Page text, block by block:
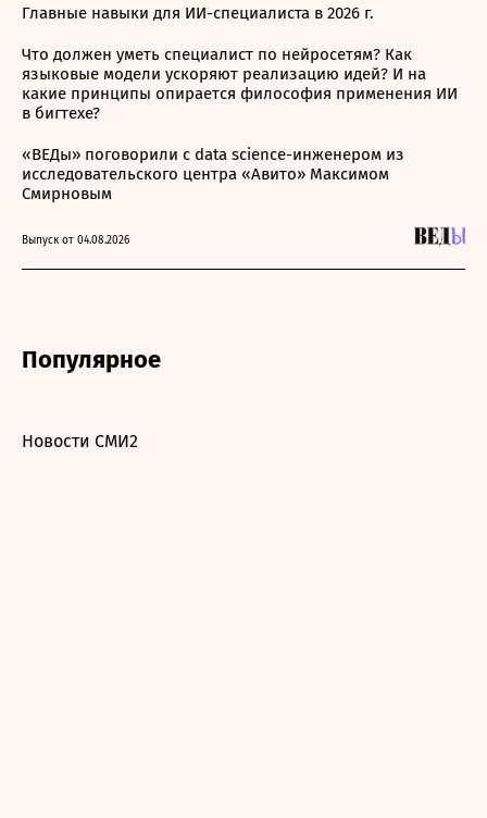
Главные навыки для ИИ-специалиста в 2026 г.
Что должен уметь специалист по нейросетям? Как
языковые модели ускоряют реализацию идей? И на
какие принципы опирается философия применения ИИ
в бигтехе?
«ВЕДы» поговорили с data science-инженером из
исследовательского центра «Авито» Максимом
Смирновым
Выпуск от 04.08.2026
Популярное
Новости СМИ2